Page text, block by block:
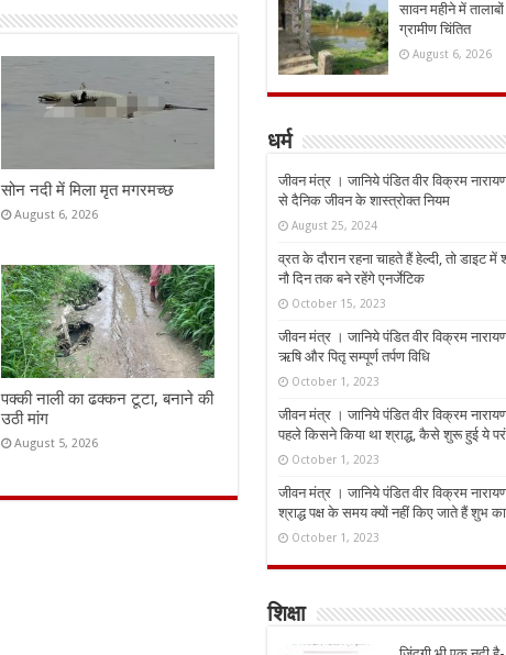
सोन नदी में मिला मृत मगरमच्छ
August 6, 2026
पक्की नाली का ढक्कन टूटा, बनाने की
उठी मांग
August 5, 2026
सावन महीने में तालाबों
ग्रामीण चिंतित
August 6, 2026
धर्म
जीवन मंत्र । जानिये पंडित वीर विक्रम
से दैनिक जीवन के शास्त्रोक्त नियम
August 25, 2024
व्रत के दौरान रहना चाहते हैं हेल्दी, तो डाइट
नौ दिन तक बने रहेंगे एनर्जेटिक
October 15, 2023
जीवन मंत्र । जानिये पंडित वीर विक्रम
ऋषि और पितृ सम्पूर्ण तर्पण विधि
October 1, 2023
जीवन मंत्र । जानिये पंडित वीर विक्रम
पहले किसने किया था श्राद्ध, कैसे शुरू हुई ये
October 1, 2023
जीवन मंत्र । जानिये पंडित वीर विक्रम
श्राद्ध पक्ष के समय क्यों नहीं किए जाते हैं शुभ
October 1, 2023
शिक्षा